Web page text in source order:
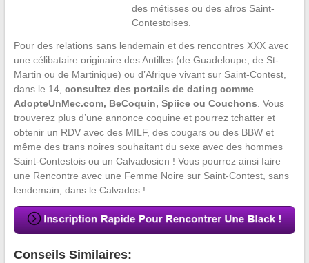
des métisses ou des afros Saint-
Contestoises.
Pour des relations sans lendemain et des rencontres XXX avec
une célibataire originaire des Antilles (de Guadeloupe, de St-
Martin ou de Martinique) ou d’Afrique vivant sur Saint-Contest,
dans le 14, consultez des portails de dating comme
AdopteUnMec.com, BeCoquin, Spiice ou Couchons . Vous
trouverez plus d’une annonce coquine et pourrez tchatter et
obtenir un RDV avec des MILF, des cougars ou des BBW et
même des trans noires souhaitant du sexe avec des hommes
Saint-Contestois ou un Calvadosien ! Vous pourrez ainsi faire
une Rencontre avec une Femme Noire sur Saint-Contest, sans
lendemain, dans le Calvados !
Conseils Similaires: